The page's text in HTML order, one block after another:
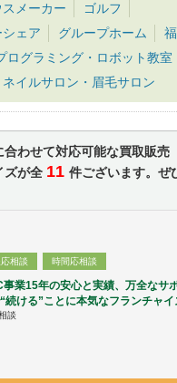
メーカー
ゴルフ
ェア
グループホーム
ログラミング・ロボット教室
イルサロン・眉毛サロン
わせて対応可能な買取販売
ズが全 11 件ございます。ぜ
相談 時間応相談
事業15年の安心と実績、万全なサ
続ける”ことに本気なフランチャイ
談